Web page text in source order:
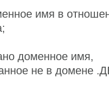
имя в
доменное имя,
не в домене